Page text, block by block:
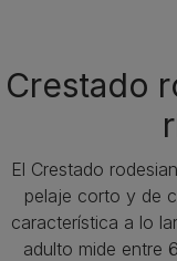
Crestado
El Crestado
pelaje corto y de
característica a lo
adulto mide entre